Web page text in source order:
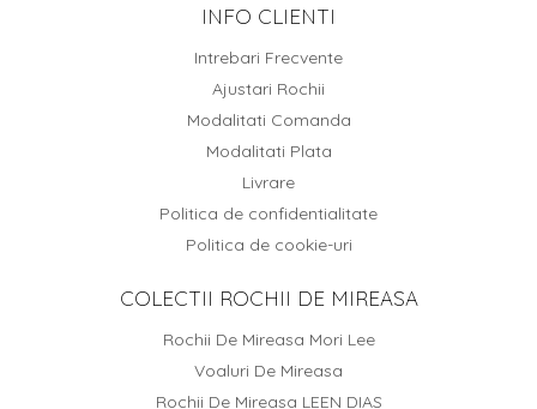
INFO CLIENTI
Intrebari Frecvente
Ajustari Rochii
Modalitati Comanda
Modalitati Plata
Livrare
Politica de confidentialitate
Politica de cookie-uri
COLECTII ROCHII DE MIREASA
Rochii De Mireasa Mori Lee
Voaluri De Mireasa
Rochii De Mireasa LEEN DIAS